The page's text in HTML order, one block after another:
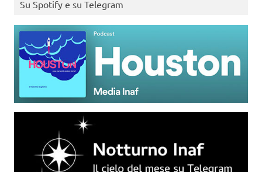
Su Spotify e su Telegram